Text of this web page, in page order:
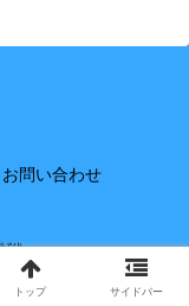
お問い合わせ
戦.
トップ サイドバー